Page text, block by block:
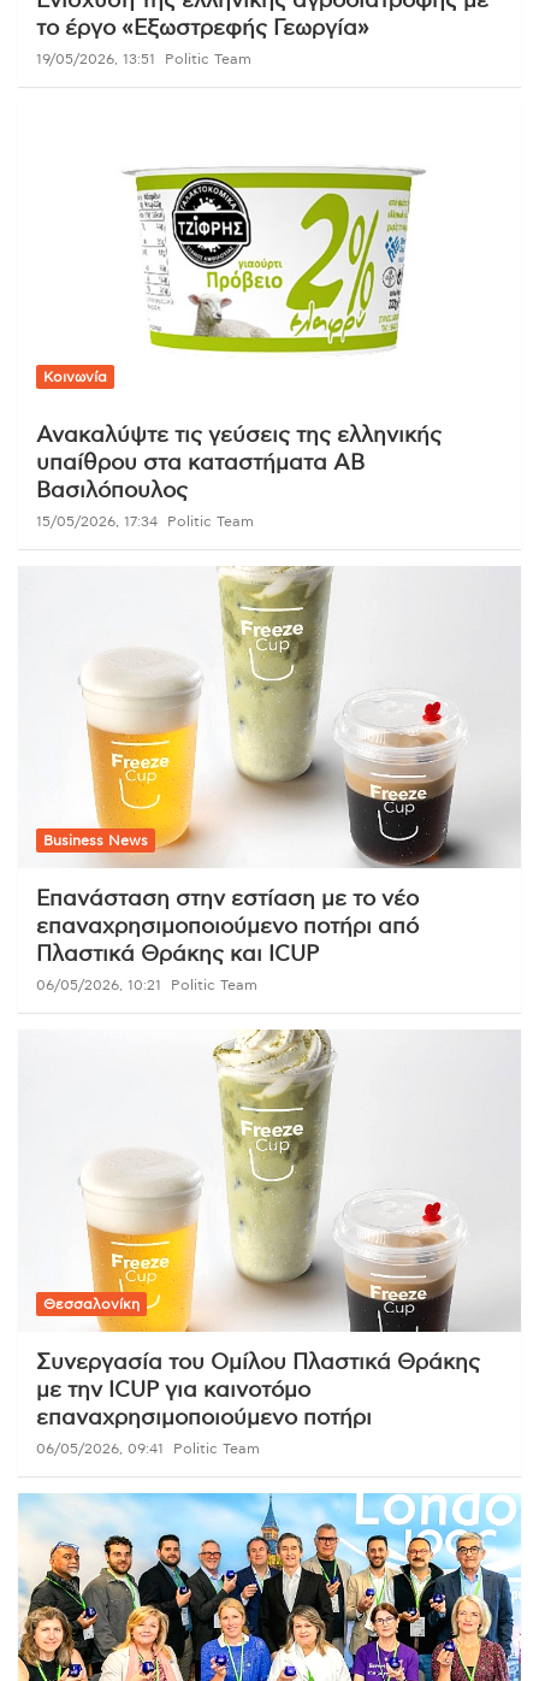
το έργο «Εξωστρεφής Γεωργία»
19/05/2026, 13:51 Politic Team
Κοινωνία
Ανακαλύψτε τις γεύσεις της ελληνικής
υπαίθρου στα καταστήματα ΑΒ
Βασιλόπουλος
15/05/2026, 17:34 Politic Team
Business News
Επανάσταση στην εστίαση με το νέο
επαναχρησιμοποιούμενο ποτήρι από
Πλαστικά Θράκης και ICUP
06/05/2026, 10:21 Politic Team
Θεσσαλονίκη
Συνεργασία του Ομίλου Πλαστικά Θράκης
με την ICUP για καινοτόμο
επαναχρησιμοποιούμενο ποτήρι
06/05/2026, 09:41 Politic Team